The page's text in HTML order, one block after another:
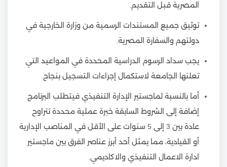
المصرية قبل التقديم.
توثيق جميع المستندات الرسمية من وزارة الخارجية في
دولتهم والسفارة المصرية.
يجب سداد الرسوم الدراسية المحددة في المواعيد التي
تعلنها الجامعة لاستكمال إجراءات التسجيل بنجاح.
أما بالنسبة لماجستير الإدارة التنفيذي فيتطلب البرنامج
إضافة إلى الشروط السابقة خبرة عملية محددة تتراوح
عادة بين 3 إلى 5 سنوات على الأقل في المناصب الإدارية
أو القيادية، مما يمثل أحد أبرز عناصر الفرق بين ماجستير
ادارة الاعمال التنفيذي والاكاديمي.